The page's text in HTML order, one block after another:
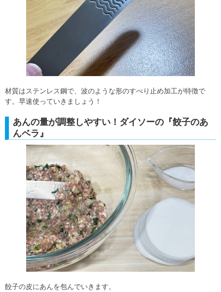
材質はステンレス鋼で、波のような形のすべり止め加工が特徴で
す。早速使っていきましょう！
あんの量が調整しやすい！ダイソーの『餃子のあ
んベラ』
餃子の皮にあんを包んでいきます。